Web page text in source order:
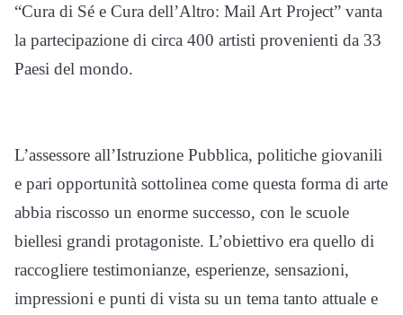
“Cura di Sé e Cura dell’Altro: Mail Art Project” vanta
la partecipazione di circa 400 artisti provenienti da 33
Paesi del mondo.
L’assessore all’Istruzione Pubblica, politiche giovanili
e pari opportunità sottolinea come questa forma di arte
abbia riscosso un enorme successo, con le scuole
biellesi grandi protagoniste. L’obiettivo era quello di
raccogliere testimonianze, esperienze, sensazioni,
impressioni e punti di vista su un tema tanto attuale e